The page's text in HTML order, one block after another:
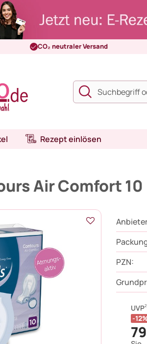
CO₂ neutraler Versand
Rezept einlösen
Air Comfort 10
PZN:
UVP2